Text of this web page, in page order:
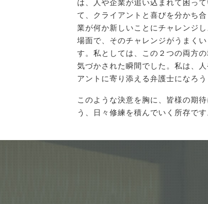
は、人や企業が追い込まれて困っ
て、クライアントと喜びを分かち
業が何か新しいことにチャレンジ
場面で、そのチャレンジがうまく
す。私としては、この２つの両方
気づかされた瞬間でした。私は、
アントに寄り添える弁護士になろう
このような決意を胸に、皆様の期
う、日々修練を積んでいく所存です